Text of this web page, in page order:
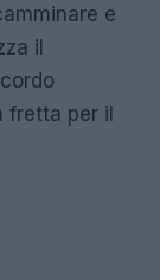
e
il
fretta per il